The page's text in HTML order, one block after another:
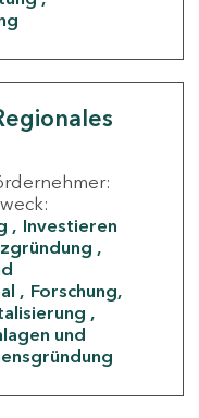
Investieren
Forschung,
und